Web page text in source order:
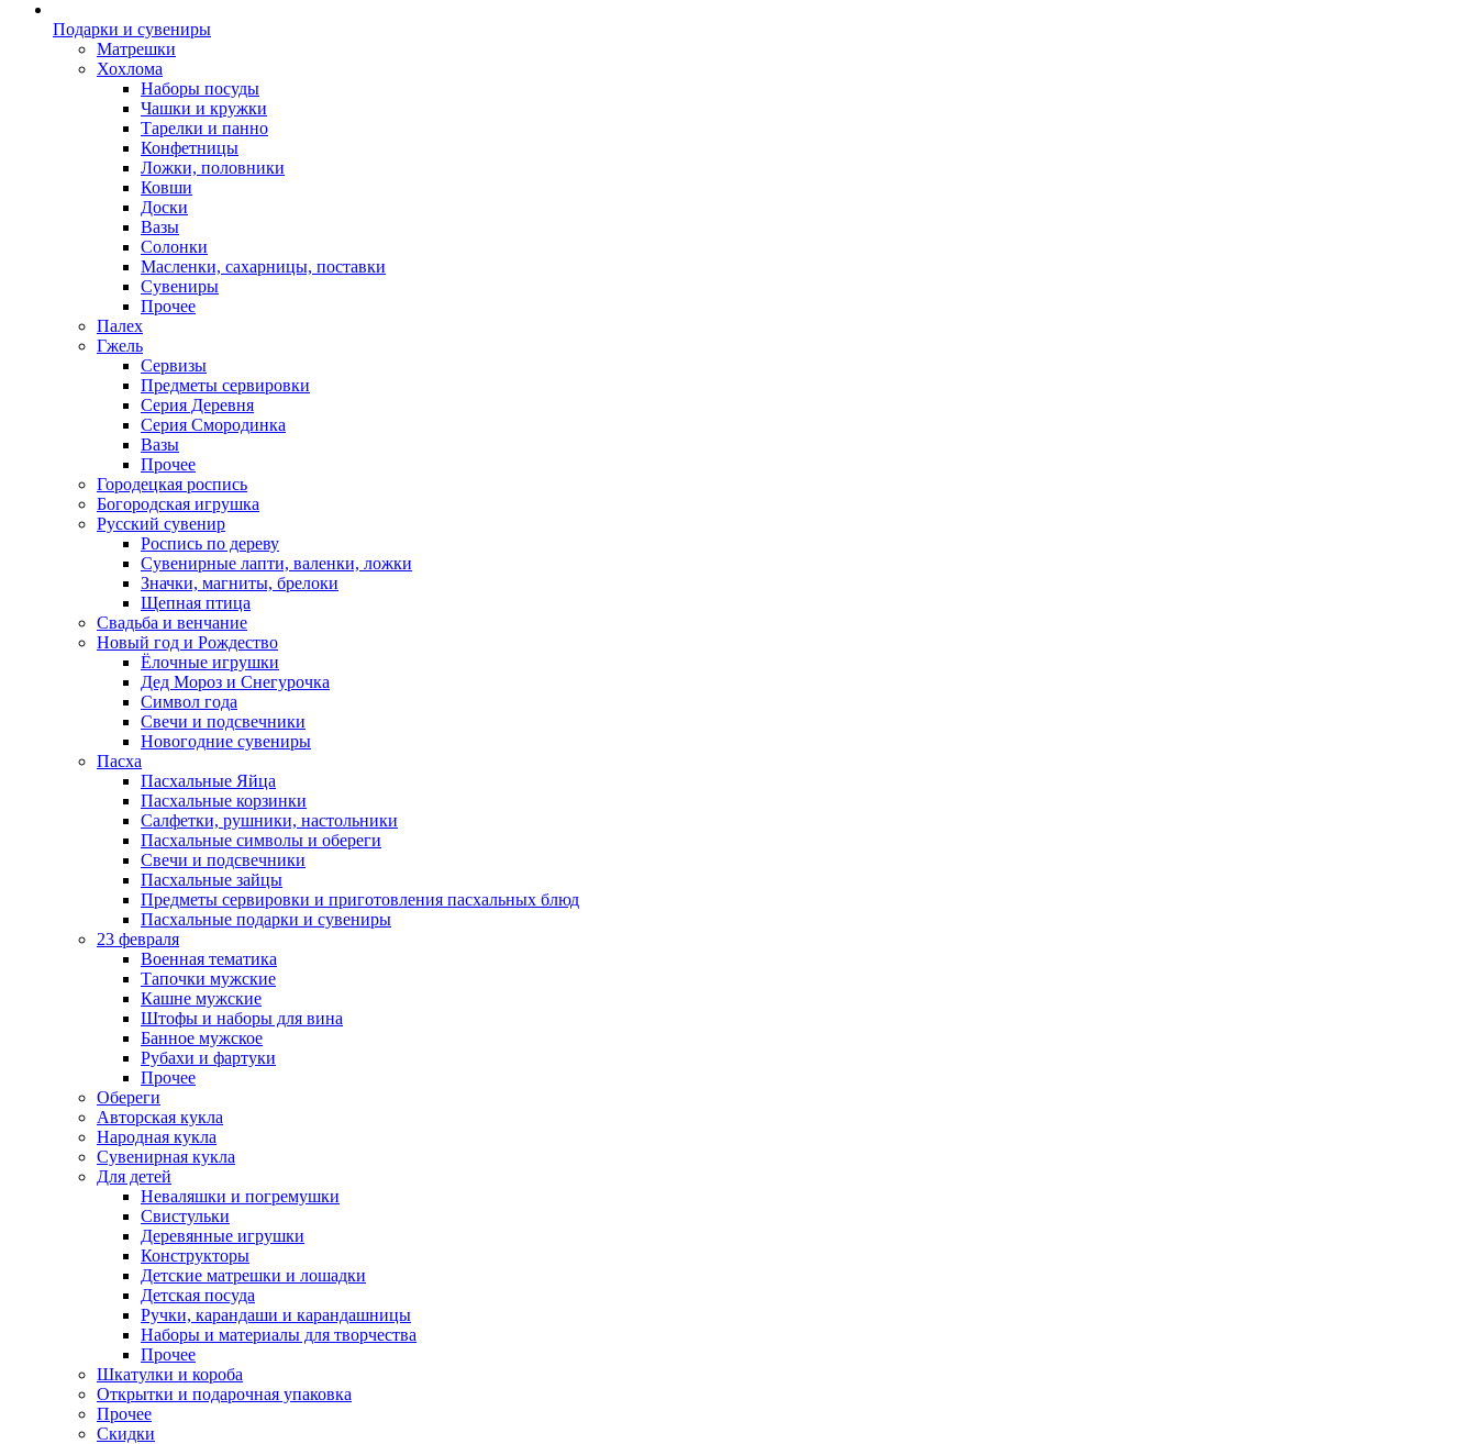
Подарки и сувениры
Матрешки
Хохлома
Наборы посуды
Чашки и кружки
Тарелки и панно
Конфетницы
Ложки, половники
Ковши
Доски
Вазы
Солонки
Масленки, сахарницы, поставки
Сувениры
Прочее
Палех
Гжель
Сервизы
Предметы сервировки
Серия Деревня
Серия Смородинка
Вазы
Прочее
Городецкая роспись
Богородская игрушка
Русский сувенир
Роспись по дереву
Сувенирные лапти, валенки, ложки
Значки, магниты, брелоки
Щепная птица
Свадьба и венчание
Новый год и Рождество
Ёлочные игрушки
Дед Мороз и Снегурочка
Символ года
Свечи и подсвечники
Новогодние сувениры
Пасха
Пасхальные Яйца
Пасхальные корзинки
Салфетки, рушники, настольники
Пасхальные символы и обереги
Свечи и подсвечники
Пасхальные зайцы
Предметы сервировки и приготовления пасхальных блюд
Пасхальные подарки и сувениры
23 февраля
Военная тематика
Тапочки мужские
Кашне мужские
Штофы и наборы для вина
Банное мужское
Рубахи и фартуки
Прочее
Обереги
Авторская кукла
Народная кукла
Сувенирная кукла
Для детей
Неваляшки и погремушки
Свистульки
Деревянные игрушки
Конструкторы
Детские матрешки и лошадки
Детская посуда
Ручки, карандаши и карандашницы
Наборы и материалы для творчества
Прочее
Шкатулки и короба
Открытки и подарочная упаковка
Прочее
Скидки